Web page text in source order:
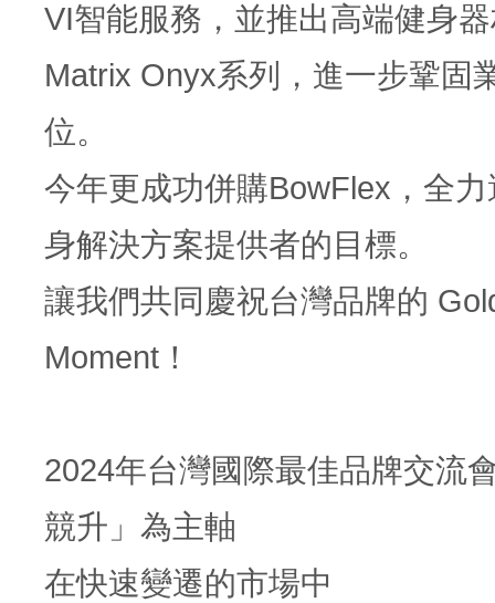
VI智能服務，並推出高端健身
Matrix Onyx系列，進一步鞏固
位。
今年更成功併購BowFlex，全
身解決方案提供者的目標。
讓我們共同慶祝台灣品牌的
Moment！
2024年台灣國際最佳品牌交流
競升」為主軸
在快速變遷的市場中